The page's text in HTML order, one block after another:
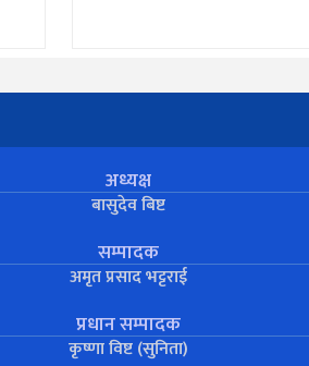
अध्यक्ष
बासुदेव बिष्ट
सम्पादक
अमृत प्रसाद भट्टराई
प्रधान सम्पादक
कृष्णा विष्ट (सुनिता)